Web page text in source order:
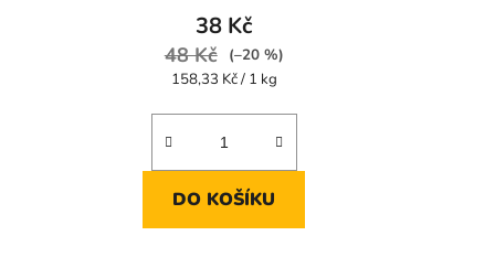
produktu
je
5,0
5
38 Kč
48 Kč
(–20 %)
Měrná
158,33 Kč / 1 kg
DO KOŠÍKU